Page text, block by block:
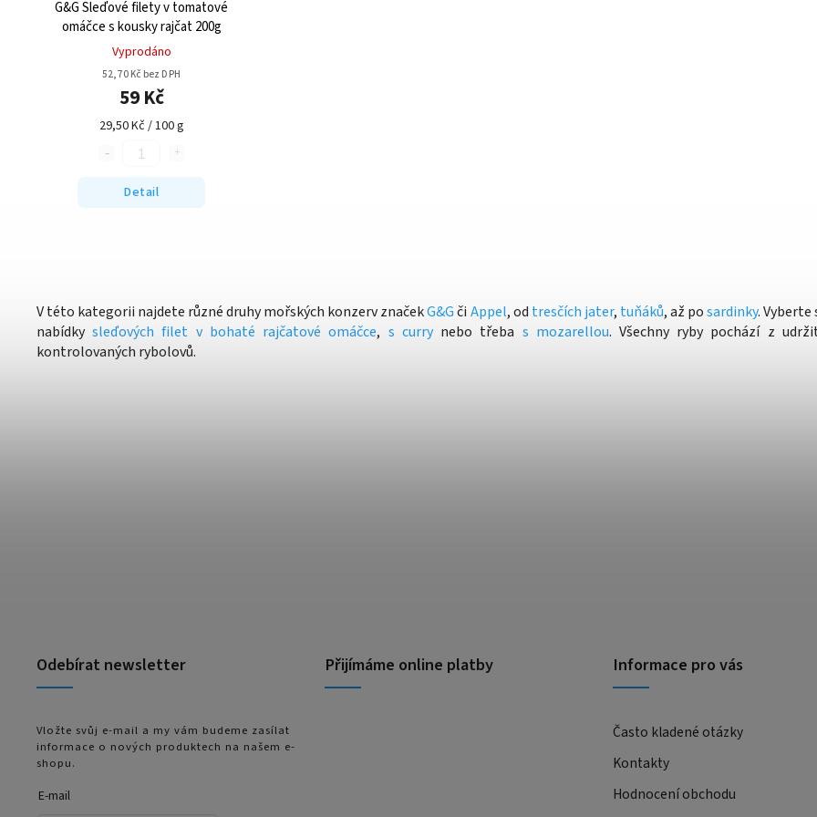
G&G Sleďové filety v tomatové
omáčce s kousky rajčat 200g
Vyprodáno
52,70 Kč bez DPH
59 Kč
29,50 Kč / 100 g
Detail
V této kategorii najdete různé druhy mořských konzerv značekG&GčiAppel, od tresčích jater, tuňáků, až posardinky. Vyberte
nabídkysleďových filet v bohaté rajčatové omáčce, s currynebo třeba s mozarellou. Všechny ryby pochází z
kontrolovaných rybolovů.
Odebírat newsletter
Vložte svůj e-mail a my vám budeme zasílat
informace o nových produktech na našem e-
shopu.
E-mail
Přijímáme online platby Informace pro vás
Často kladené otázky
Kontakty
Hodnocení obchodu